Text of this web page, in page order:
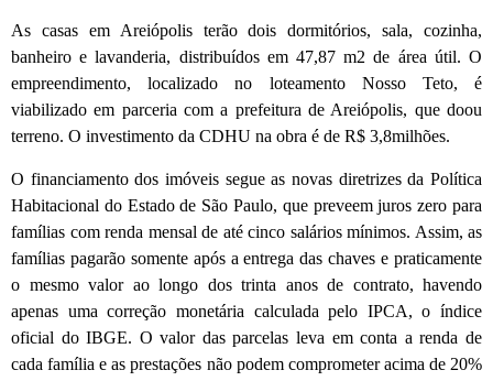
As casas em Areiópolis terão dois dormitórios, sala, cozinha,
banheiro e lavanderia, distribuídos em 47,87 m2 de área útil. O
empreendimento, localizado no loteamento Nosso Teto, é
viabilizado em parceria com a prefeitura de Areiópolis, que doou
terreno. O investimento da CDHU na obra é de R$ 3,8milhões.
O financiamento dos imóveis segue as novas diretrizes da Política
Habitacional do Estado de São Paulo, que preveem juros zero para
famílias com renda mensal de até cinco salários mínimos. Assim, as
famílias pagarão somente após a entrega das chaves e praticamente
o mesmo valor ao longo dos trinta anos de contrato, havendo
apenas uma correção monetária calculada pelo IPCA, o índice
oficial do IBGE. O valor das parcelas leva em conta a renda de
cada família e as prestações não podem comprometer acima de 20%